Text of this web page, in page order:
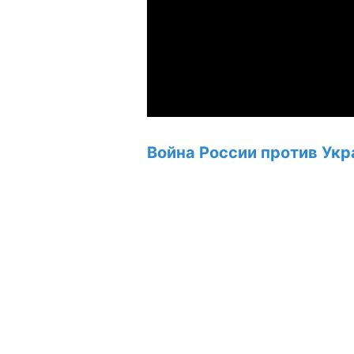
Война России против